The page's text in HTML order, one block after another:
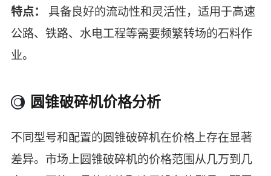
特点：
具备良好的流动性和灵活性，适用于高速
公路、铁路、水电工程等需要频繁转场的石料作
业。
圆锥破碎机价格分析
不同型号和配置的圆锥破碎机在价格上存在显著
差异。市场上圆锥破碎机的价格范围从几万到几